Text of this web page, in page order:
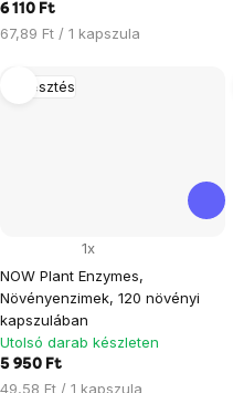
6 110 Ft
Egységár:
67,89 Ft / 1 kapszula
Emésztés
NOW Plant Enzymes,
Növényenzimek, 120 növényi
kapszulában
1x
Utolsó darab készleten
5 950 Ft
Egységár:
49,58 Ft / 1 kapszula